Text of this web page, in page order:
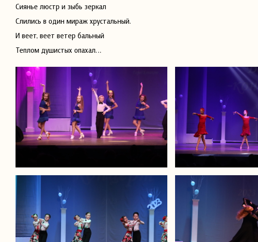
Сиянье люстр и зыбь зеркал
Слились в один мираж хрустальный.
И веет, веет ветер бальный
Теплом душистых опахал…